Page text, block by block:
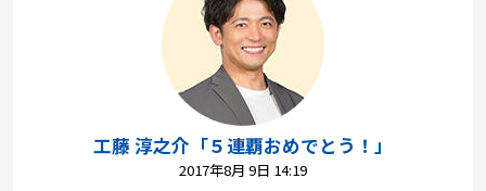
イベント
ニュース
プレゼント
工藤 淳之介「５連覇おめでとう！」
2017年8月 9日 14:19